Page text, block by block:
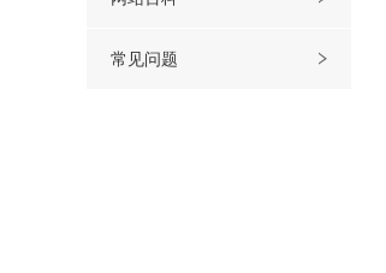
常见问题